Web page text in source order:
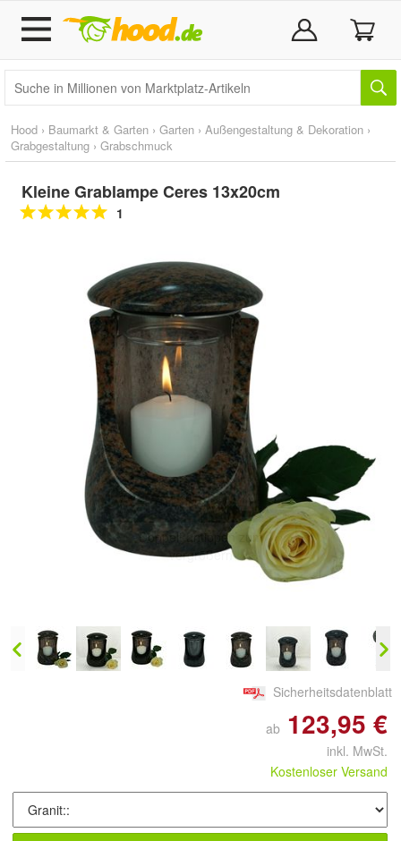
Hood › Baumarkt & Garten › Garten › Außengestaltung & Dekoration ›
Grabgestaltung › Grabschmuck
Kleine Grablampe Ceres 13x20cm
1
Doppelt antippen zum
vergrößern
Sicherheitsdatenblatt
ab 123,95 €
inkl. MwSt.
Kostenloser Versand